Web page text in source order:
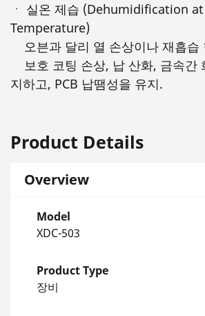
ㆍ 실온 제습 (Dehumidification
Temperature)
오븐과 달리 열 손상이나 재흡습
보호 코팅 손상, 납 산화, 금속간
지하고, PCB 납땜성을 유지.
Product Details
Overview
Model
XDC-503
Product Type
장비